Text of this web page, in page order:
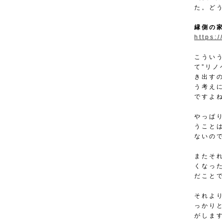
た。ど
縁側の
こうい
て”リ
き出す
う考え
ですよ
やっぱ
うこと
ないの
またそ
くなっ
だこと
それよ
っかり
がしま